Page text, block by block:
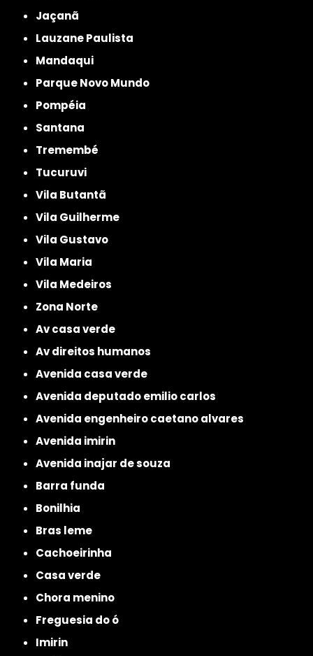
Jaçanã
Lauzane Paulista
Mandaqui
Parque Novo Mundo
Pompéia
Santana
Tremembé
Tucuruvi
Vila Butantã
Vila Guilherme
Vila Gustavo
Vila Maria
Vila Medeiros
Zona Norte
av casa verde
av direitos humanos
avenida casa verde
avenida deputado emilio carlos
avenida engenheiro caetano alvares
avenida imirin
avenida inajar de souza
barra funda
bonilhia
bras leme
cachoeirinha
casa verde
chora menino
freguesia do ó
imirin